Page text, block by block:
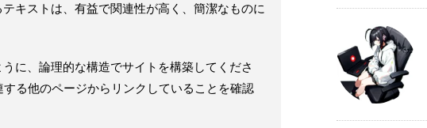
キストは、有益で関連性が高く、簡潔なものに
に、論理的な構造でサイトを構築してくださ
る他のページからリンクしていることを確認